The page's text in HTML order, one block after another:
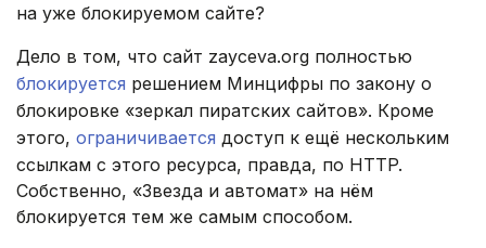
на уже блокируемом сайте?
Дело в том, что сайт zayceva.org полностью
блокируется решением Минцифры по закону о
блокировке «зеркал пиратских сайтов». Кроме
этого, ограничивается доступ к ещё нескольким
ссылкам с этого ресурса, правда, по HTTP.
Собственно, «Звезда и автомат» на нём
блокируется тем же самым способом.